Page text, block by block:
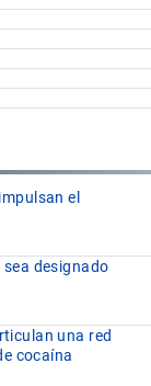
el
sea designado
una red
cocaína